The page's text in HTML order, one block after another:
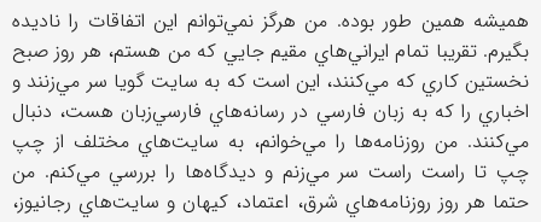
هميشه همين طور بوده. من هرگز نمي‌توانم اين اتفاقات را ناديده
بگيرم. تقريبا تمام ايراني‌هاي مقيم جايي كه من هستم، هر روز صبح
نخستين كاري كه مي‌كنند، اين است كه به سايت گويا سر مي‌زنند و
اخباري را كه به زبان فارسي در رسانه‌هاي فارسي‌زبان هست، دنبال
مي‌كنند. من روزنامه‌ها را مي‌خوانم، به سايت‌هاي مختلف از چپ
چپ تا راست راست سر مي‌زنم و ديدگاه‌ها را بررسي مي‌كنم. من
حتما هر روز روزنامه‌هاي شرق، اعتماد، كيهان و سايت‌هاي رجانيوز،